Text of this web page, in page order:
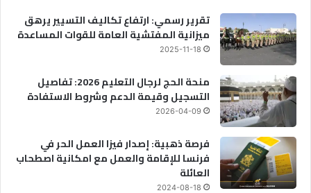
تقرير رسمي: ارتفاع تكاليف التسيير يرهق
ميزانية المفتشية العامة للقوات المساعدة
2025-11-18
منحة الحج لرجال التعليم 2026: تفاصيل
التسجيل وقيمة الدعم وشروط الاستفادة
2026-04-09
فرصة ذهبية: إصدار فيزا العمل الحر في
فرنسا للإقامة والعمل مع امكانية اصطحاب
العائلة
2024-08-18